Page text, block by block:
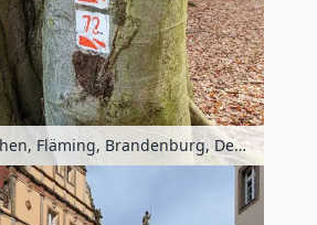
Wegmarkierung auf Buchen, Fläming, Brandenburg, Deutschland